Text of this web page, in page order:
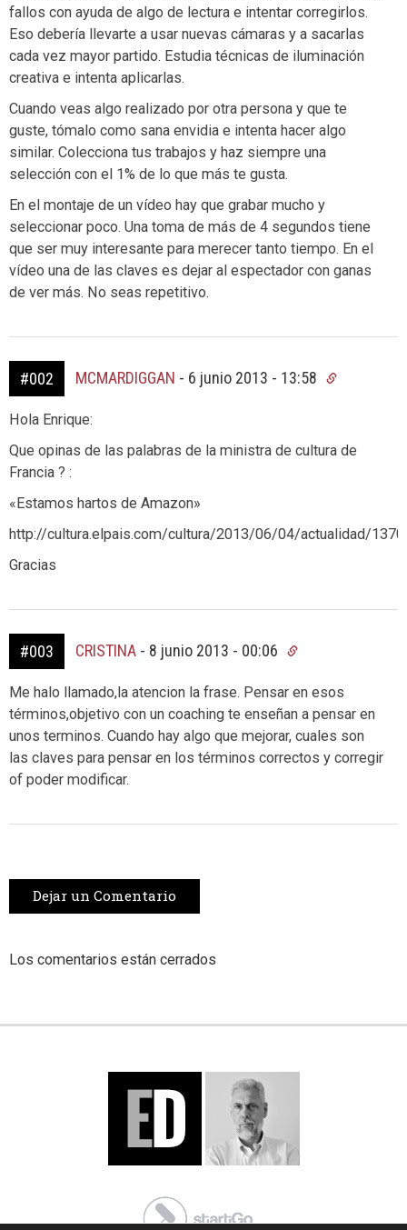
fallos con ayuda de algo de lectura e intentar corregirlos.
Eso debería llevarte a usar nuevas cámaras y a sacarlas
cada vez mayor partido. Estudia técnicas de iluminación
creativa e intenta aplicarlas.
Cuando veas algo realizado por otra persona y que te
guste, tómalo como sana envidia e intenta hacer algo
similar. Colecciona tus trabajos y haz siempre una
selección con el 1% de lo que más te gusta.
En el montaje de un vídeo hay que grabar mucho y
seleccionar poco. Una toma de más de 4 segundos tiene
que ser muy interesante para merecer tanto tiempo. En el
vídeo una de las claves es dejar al espectador con ganas
de ver más. No seas repetitivo.
#002 MCMARDIGGAN - 6 junio 2013 - 13:58
Hola Enrique:
Que opinas de las palabras de la ministra de cultura de
Francia ? :
«Estamos hartos de Amazon»
http://cultura.elpais.com/cultura/2013/06/04/actualidad/
Gracias
#003 CRISTINA - 8 junio 2013 - 00:06
Me halo llamado,la atencion la frase. Pensar en esos
términos,objetivo con un coaching te enseñan a pensar en
unos terminos. Cuando hay algo que mejorar, cuales son
las claves para pensar en los términos correctos y corregir
of poder modificar.
Dejar un Comentario
Los comentarios están cerrados